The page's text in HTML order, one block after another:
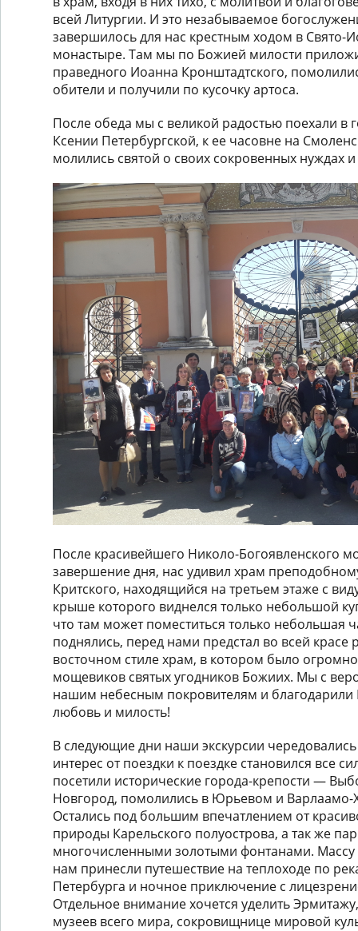
всей Литургии. И это незабываемое
завершилось для нас крестным ходом в Свято-
монастыре. Там мы по Божией милости
праведного Иоанна Кронштадтского,
обители и получили по кусочку артоса.
После обеда мы с великой радостью поехали в
Ксении Петербургской, к ее часовне на
молились святой о своих сокровенных нуждах
После красивейшего Николо-Богоявленского
завершение дня, нас удивил храм
Критского, находящийся на третьем этаже с
крыше которого виднелся только небольшой
что там может поместиться только небольшая
поднялись, перед нами предстал во всей красе
восточном стиле храм, в котором было
мощевиков святых угодников Божиих. Мы с
нашим небесным покровителям и благодарили
любовь и милость!
В следующие дни наши экскурсии
интерес от поездки к поездке становился все
посетили исторические города-крепости —
Новгород, помолились в Юрьевом и Варлаамо-
Остались под большим впечатлением от
природы Карельского полуострова, а так же
многочисленными золотыми фонтанами.
нам принесли путешествие на теплоходе по
Петербурга и ночное приключение с
Отдельное внимание хочется уделить
музеев всего мира, сокровищнице мировой